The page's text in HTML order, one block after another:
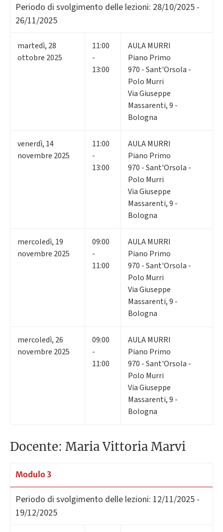
Periodo di svolgimento delle lezioni: 28/10/2025 -
26/11/2025
martedì, 28
ottobre 2025
11:00
-
13:00
AULA MURRI
Piano Primo
970 - Sant'Orsola -
Polo Murri
Via Giuseppe
Massarenti, 9 -
Bologna
venerdì, 14
novembre 2025
11:00
-
13:00
AULA MURRI
Piano Primo
970 - Sant'Orsola -
Polo Murri
Via Giuseppe
Massarenti, 9 -
Bologna
mercoledì, 19
novembre 2025
09:00
-
11:00
AULA MURRI
Piano Primo
970 - Sant'Orsola -
Polo Murri
Via Giuseppe
Massarenti, 9 -
Bologna
mercoledì, 26
novembre 2025
09:00
-
11:00
AULA MURRI
Piano Primo
970 - Sant'Orsola -
Polo Murri
Via Giuseppe
Massarenti, 9 -
Bologna
Docente: Maria Vittoria Marvi
Modulo 3
Periodo di svolgimento delle lezioni: 12/11/2025 -
19/12/2025